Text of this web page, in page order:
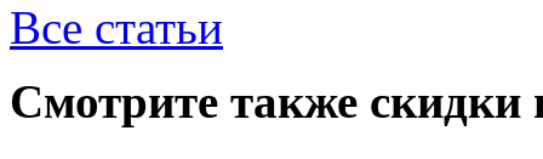
Все статьи
Смотрите также скидки